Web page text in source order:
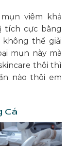
viêm khả
tích cực bằng
thể giải
mụn này mà
thôi thì
nào thôi em
Cá